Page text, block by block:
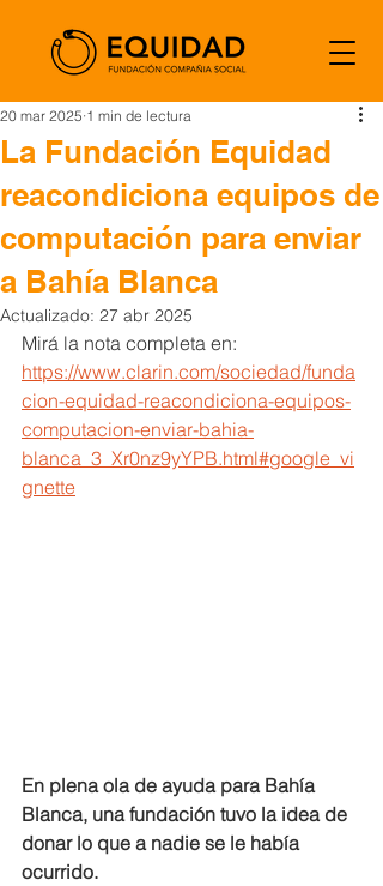
La Fundación Equidad
reacondiciona equipos de
computación para enviar
a Bahía Blanca
20 mar 2025 1 min de lectura
Actualizado: 27 abr 2025
Mirá la nota completa en:
https://www.clarin.com/sociedad/funda
cion-equidad-reacondiciona-equipos-
computacion-enviar-bahia-
blanca_3_Xr0nz9yYPB.html#google_vi
gnette
En plena ola de ayuda para Bahía
Blanca, una fundación tuvo la idea de
donar lo que a nadie se le había
ocurrido.